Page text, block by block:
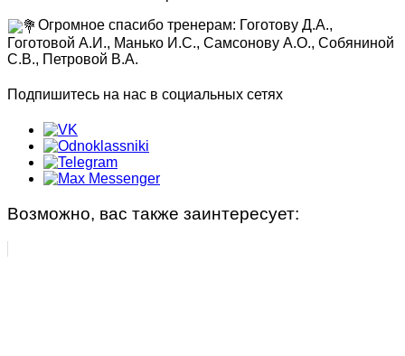
Огромное спасибо тренерам: Гоготову Д.А.,
Гоготовой А.И., Манько И.С., Самсонову А.О., Собяниной
С.В., Петровой В.А.
Подпишитесь на нас в социальных сетях
Возможно, вас также заинтересует: